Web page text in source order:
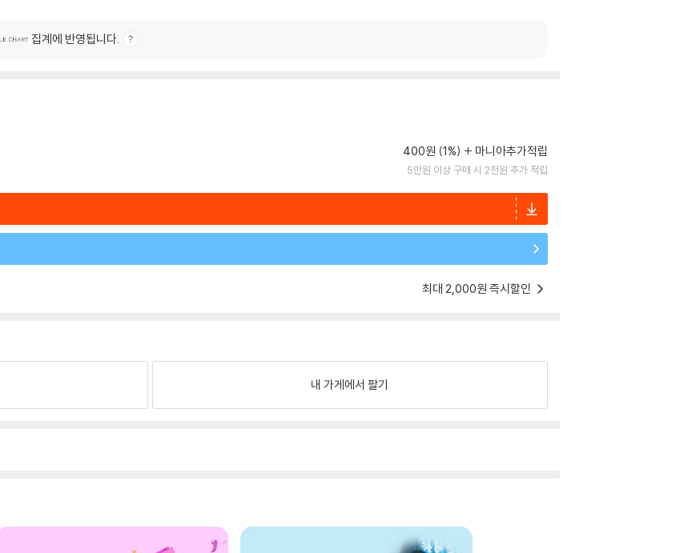
집계에 반영됩니다.
400원 (1%) 마니아추가적립
5만원 이상 구매 시 2천원 추가 적립
최대 2,000원 즉시할인
내 가게에서 팔기